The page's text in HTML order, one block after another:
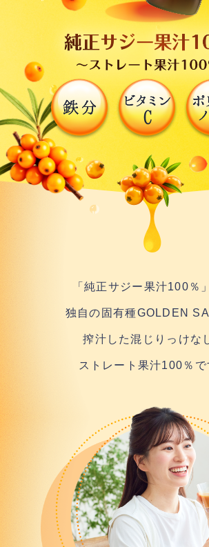
「純正サジー果汁100％
独自の固有種GOLDEN
搾汁した混じりっけな
ストレート果汁100％で